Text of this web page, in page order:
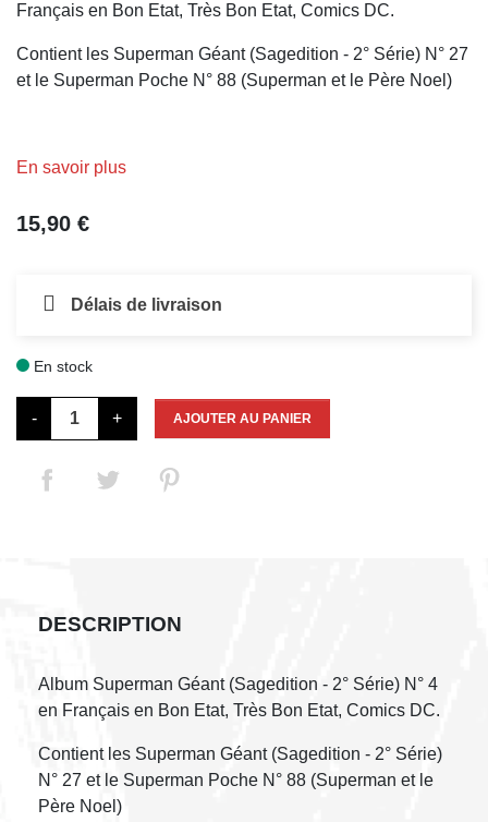
Français en Bon Etat, Très Bon Etat, Comics DC.
Contient les Superman Géant (Sagedition - 2° Série) N° 27
et le Superman Poche N° 88 (Superman et le Père Noel)
En savoir plus
15,90 €
Délais de livraison
En stock
- + AJOUTER AU PANIER
DESCRIPTION
Album Superman Géant (Sagedition - 2° Série) N° 4
en Français en Bon Etat, Très Bon Etat, Comics DC.
Contient les Superman Géant (Sagedition - 2° Série)
N° 27 et le Superman Poche N° 88 (Superman et le
Père Noel)